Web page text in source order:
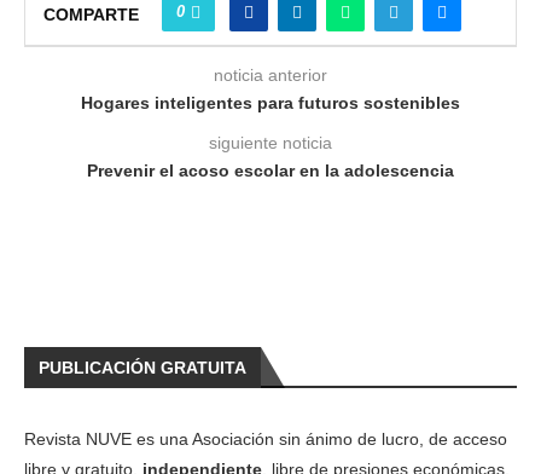
COMPARTE 0
noticia anterior
Hogares inteligentes para futuros sostenibles
siguiente noticia
Prevenir el acoso escolar en la adolescencia
PUBLICACIÓN GRATUITA
Revista NUVE es una Asociación sin ánimo de lucro, de acceso
libre y gratuito, independiente , libre de presiones económicas,